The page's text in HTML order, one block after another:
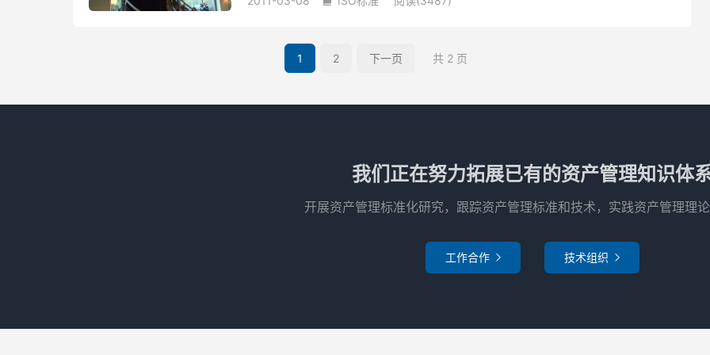
1 2 下一页 共 2 页
我们正在努力拓展已有的资产管理知识体
开展资产管理标准化研究，跟踪资产管理标准和技术，实践资产管理理论
工作合作  技术组织 